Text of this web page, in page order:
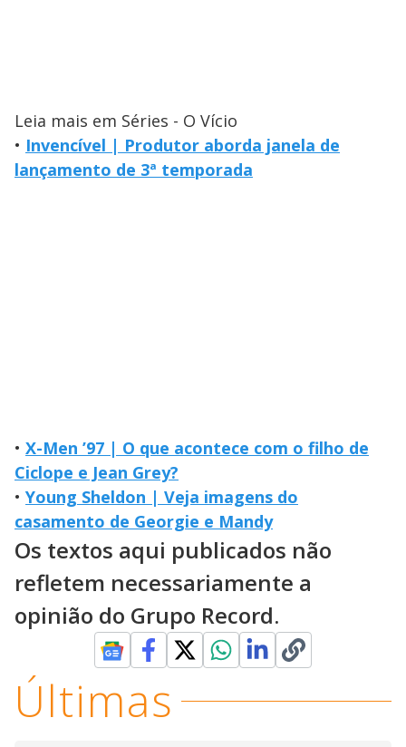
Leia mais em Séries - O Vício
• Invencível | Produtor aborda janela de
lançamento de 3ª temporada
• X-Men ’97 | O que acontece com o filho de
Ciclope e Jean Grey?
• Young Sheldon | Veja imagens do
casamento de Georgie e Mandy
Os textos aqui publicados não
refletem necessariamente a
opinião do Grupo Record.
Últimas